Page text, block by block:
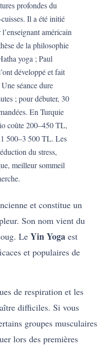
profondes du
Il a été initié
américain
de la philosophie
yoga ; Paul
développé et fait
séance dure
; pour débuter, 30
En Turquie
coûte 200–450 TL,
500–3 500 TL. Les
du stress,
meilleur sommeil
et constitue un
Son nom vient du
LeYin Yoga est
et populaires de
de respiration et les
difficiles. Si vous
groupes musculaires
lors des premières